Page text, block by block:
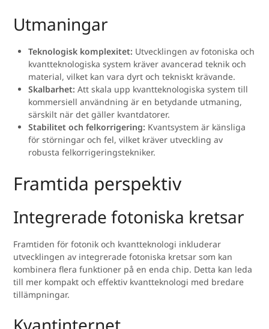
Utmaningar
Teknologisk komplexitet: Utvecklingen av fotoniska och
kvantteknologiska system kräver avancerad teknik och
material, vilket kan vara dyrt och tekniskt krävande.
Skalbarhet: Att skala upp kvantteknologiska system till
kommersiell användning är en betydande utmaning,
särskilt när det gäller kvantdatorer.
Stabilitet och felkorrigering: Kvantsystem är känsliga
för störningar och fel, vilket kräver utveckling av
robusta felkorrigeringstekniker.
Framtida perspektiv
Integrerade fotoniska kretsar
Framtiden för fotonik och kvantteknologi inkluderar
utvecklingen av integrerade fotoniska kretsar som kan
kombinera flera funktioner på en enda chip. Detta kan leda
till mer kompakt och effektiv kvantteknologi med bredare
tillämpningar.